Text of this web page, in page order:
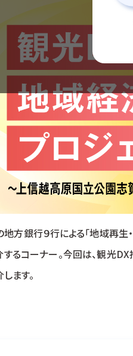
方銀行９行による「地域再生
するコーナー。今回は、観光
ます。